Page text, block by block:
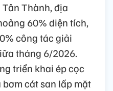
Thành, địa
60% diện tích,
công tác giải
tháng 6/2026.
triển khai ép cọc
cát san lấp mặt